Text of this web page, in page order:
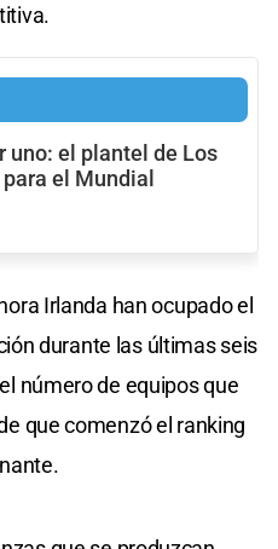
uno: el plantel de Los
el Mundial
Irlanda han ocupado el
durante las últimas seis
número de equipos que
que comenzó el ranking